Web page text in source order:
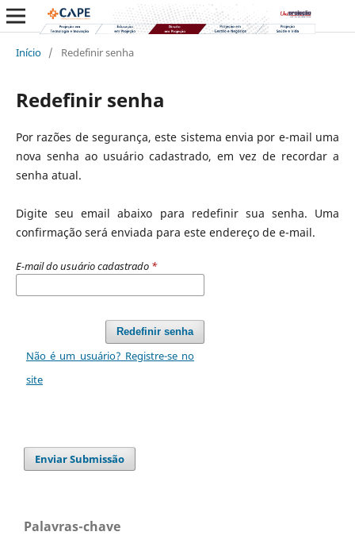
Início / Redefinir senha
Redefinir senha
Por razões de segurança, este sistema envia por e-mail uma
nova senha ao usuário cadastrado, em vez de recordar a
senha atual.
Digite seu email abaixo para redefinir sua senha. Uma
confirmação será enviada para este endereço de e-mail.
E-mail do usuário cadastrado *
Redefinir senha
Não é um usuário? Registre-se no
site
Enviar Submissão
Palavras-chave